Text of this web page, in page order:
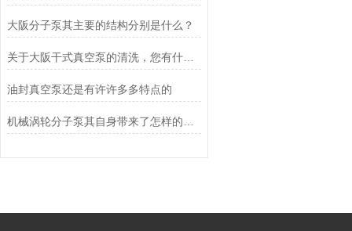
大阪分子泵其主要的结构分别是什么？
关于大阪干式真空泵的清洗，您有什么建议？
油封真空泵还是有许许多多特点的